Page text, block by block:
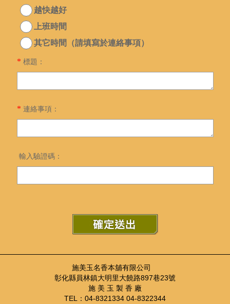
越快越好
上班時間
其它時間（請填寫於連絡事項）
* 標題：
* 連絡事項：
輸入驗證碼：
施美玉名香本舖有限公司
彰化縣員林鎮大明里大饒路897巷23號
施 美 玉 製 香 廠
TEL：04-8321334 04-8322344